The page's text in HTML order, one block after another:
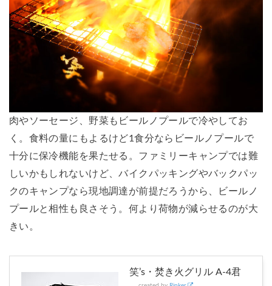
肉やソーセージ、野菜もビールノプールで冷やしてお
く。食料の量にもよるけど1食分ならビールノプールで
十分に保冷機能を果たせる。ファミリーキャンプでは難
しいかもしれないけど、バイクパッキングやバックパッ
クのキャンプなら現地調達が前提だろうから、ビールノ
プールと相性も良さそう。何より荷物が減らせるのが大
きい。
笑’s・焚き火グリル A-4君